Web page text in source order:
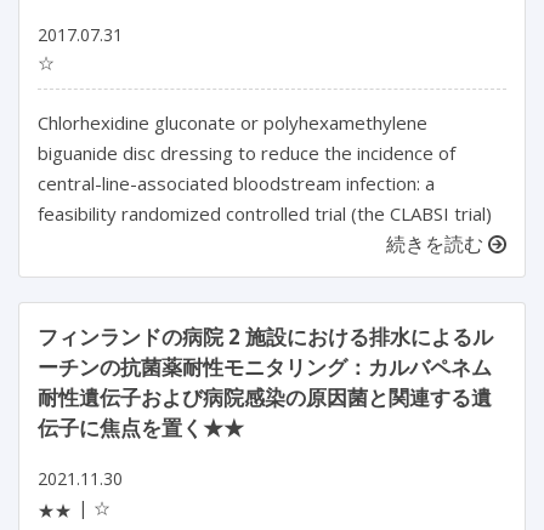
2017.07.31
☆
Chlorhexidine gluconate or polyhexamethylene
biguanide disc dressing to reduce the incidence of
central-line-associated bloodstream infection: a
feasibility randomized controlled trial (the CLABSI trial)
続きを読む
フィンランドの病院 2 施設における排水によるル
ーチンの抗菌薬耐性モニタリング：カルバペネム
耐性遺伝子および病院感染の原因菌と関連する遺
伝子に焦点を置く★★
2021.11.30
★★
☆